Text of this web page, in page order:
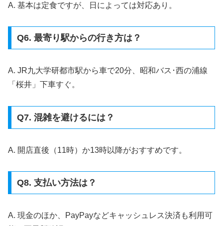
A. 基本は定食ですが、日によっては対応あり。
Q6. 最寄り駅からの行き方は？
A. JR九大学研都市駅から車で20分、昭和バス･西の浦線
「桜井」下車すぐ。
Q7. 混雑を避けるには？
A. 開店直後（11時）か13時以降がおすすめです。
Q8. 支払い方法は？
A. 現金のほか、PayPayなどキャッシュレス決済も利用可